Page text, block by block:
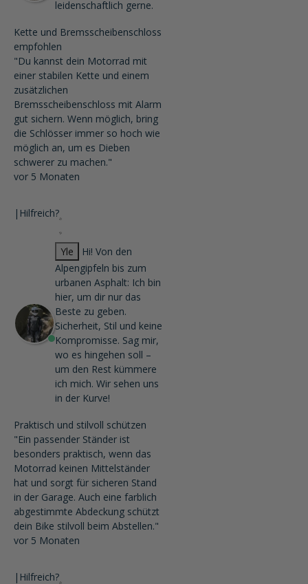
leidenschaftlich gerne.
Kette und Bremsscheibenschloss
empfohlen
"Du kannst dein Motorrad mit
einer stabilen Kette und einem
zusätzlichen
Bremsscheibenschloss mit Alarm
gut sichern. Wenn möglich, bring
die Schlösser immer so hoch wie
möglich an, um es Dieben
schwerer zu machen."
vor 5 Monaten
| Hilfreich?
Yle
Hi! Von den
Alpengipfeln bis zum
urbanen Asphalt: Ich bin
hier, um dir nur das
Beste zu geben.
Sicherheit, Stil und keine
Kompromisse. Sag mir,
wo es hingehen soll –
um den Rest kümmere
ich mich. Wir sehen uns
in der Kurve!
Praktisch und stilvoll schützen
"Ein passender Ständer ist
besonders praktisch, wenn das
Motorrad keinen Mittelständer
hat und sorgt für sicheren Stand
in der Garage. Auch eine farblich
abgestimmte Abdeckung schützt
dein Bike stilvoll beim Abstellen."
vor 5 Monaten
| Hilfreich?